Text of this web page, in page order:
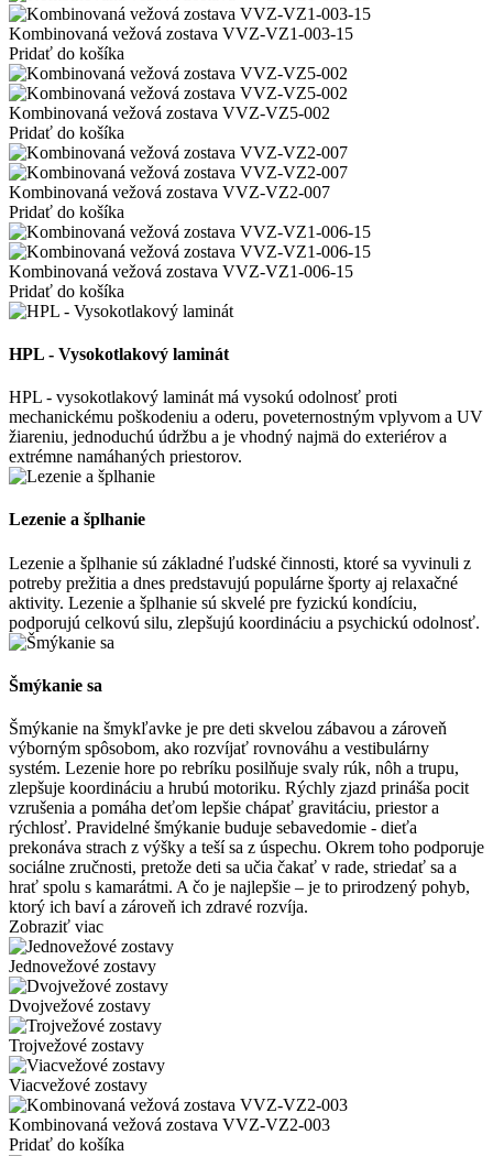
Kombinovaná vežová zostava VVZ-VZ1-003-15
Pridať do košíka
Kombinovaná vežová zostava VVZ-VZ5-002
Pridať do košíka
Kombinovaná vežová zostava VVZ-VZ2-007
Pridať do košíka
Kombinovaná vežová zostava VVZ-VZ1-006-15
Pridať do košíka
HPL - Vysokotlakový laminát
HPL - vysokotlakový laminát má vysokú odolnosť proti
mechanickému poškodeniu a oderu, poveternostným vplyvom a UV
žiareniu, jednoduchú údržbu a je vhodný najmä do exteriérov a
extrémne namáhaných priestorov.
Lezenie a šplhanie
Lezenie a šplhanie sú základné ľudské činnosti, ktoré sa vyvinuli z
potreby prežitia a dnes predstavujú populárne športy aj relaxačné
aktivity. Lezenie a šplhanie sú skvelé pre fyzickú kondíciu,
podporujú celkovú silu, zlepšujú koordináciu a psychickú odolnosť.
Šmýkanie sa
Šmýkanie na šmykľavke je pre deti skvelou zábavou a zároveň
výborným spôsobom, ako rozvíjať rovnováhu a vestibulárny
systém. Lezenie hore po rebríku posilňuje svaly rúk, nôh a trupu,
zlepšuje koordináciu a hrubú motoriku. Rýchly zjazd prináša pocit
vzrušenia a pomáha deťom lepšie chápať gravitáciu, priestor a
rýchlosť. Pravidelné šmýkanie buduje sebavedomie - dieťa
prekonáva strach z výšky a teší sa z úspechu. Okrem toho podporuje
sociálne zručnosti, pretože deti sa učia čakať v rade, striedať sa a
hrať spolu s kamarátmi. A čo je najlepšie – je to prirodzený pohyb,
ktorý ich baví a zároveň ich zdravé rozvíja.
Zobraziť viac
Jednovežové zostavy
Dvojvežové zostavy
Trojvežové zostavy
Viacvežové zostavy
Kombinovaná vežová zostava VVZ-VZ2-003
Pridať do košíka